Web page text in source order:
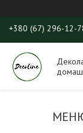
+380 (67) 296-12-